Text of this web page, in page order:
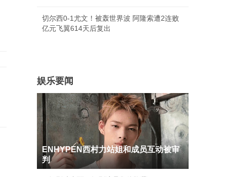
切尔西0-1尤文！被轰世界波 阿隆索遭2连败
亿元飞翼614天后复出
娱乐要闻
ENHYPEN西村力站姐和成员互动被审
判